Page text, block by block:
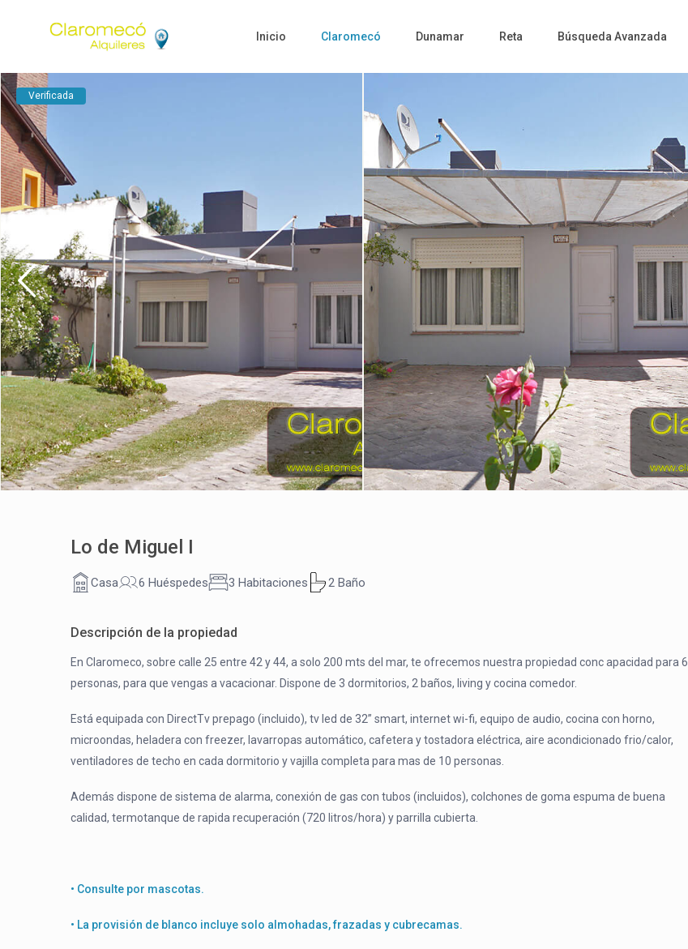
Inicio Claromecó Dunamar Reta Búsqueda Avanzada
Verificada
Lo de Miguel I
Casa 6 Huéspedes 3 Habitaciones 2 Baño
Descripción de la propiedad
En Claromeco, sobre calle 25 entre 42 y 44, a solo 200 mts del mar, te ofrecemos nuestra propiedad conc apacidad para 6
personas, para que vengas a vacacionar. Dispone de 3 dormitorios, 2 baños, living y cocina comedor.
Está equipada con DirectTv prepago (incluido), tv led de 32” smart, internet wi-fi, equipo de audio, cocina con horno,
microondas, heladera con freezer, lavarropas automático, cafetera y tostadora eléctrica, aire acondicionado frio/calor,
ventiladores de techo en cada dormitorio y vajilla completa para mas de 10 personas.
Además dispone de sistema de alarma, conexión de gas con tubos (incluidos), colchones de goma espuma de buena
calidad, termotanque de rapida recuperación (720 litros/hora) y parrilla cubierta.
• Consulte por mascotas.
• La provisión de blanco incluye solo almohadas, frazadas y cubrecamas.